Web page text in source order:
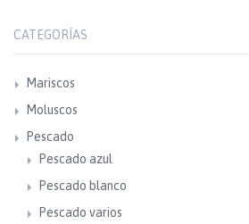
CATEGORÍAS
Mariscos
Moluscos
Pescado
Pescado azul
Pescado blanco
Pescado varios